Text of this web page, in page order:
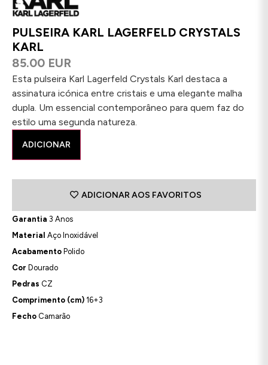
PULSEIRA KARL LAGERFELD CRYSTALS
KARL
85.00 EUR
Esta pulseira Karl Lagerfeld Crystals Karl destaca a
assinatura icónica entre cristais e uma elegante malha
dupla. Um essencial contemporâneo para quem faz do
estilo uma segunda natureza.
ADICIONAR
ADICIONAR AOS FAVORITOS
Garantia 3 Anos
Material Aço Inoxidável
Acabamento Polido
Cor Dourado
Pedras CZ
Comprimento (cm) 16+3
Fecho Camarão